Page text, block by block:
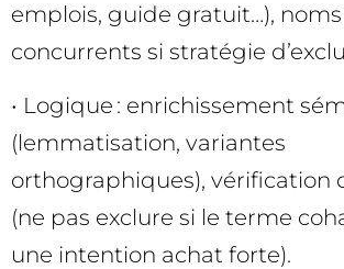
emplois, guide gratuit…),
concurrents si stratégie
• Logique : enrichissement
(lemmatisation, variantes
orthographiques), vérification
(ne pas exclure si le terme
une intention achat forte).